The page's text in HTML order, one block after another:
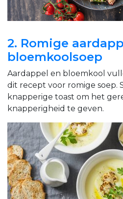
2. Romige
bloemkoolsoep
Aardappel en bloemkool
dit recept voor romige soep.
knapperige toast om het
knapperigheid te geven.